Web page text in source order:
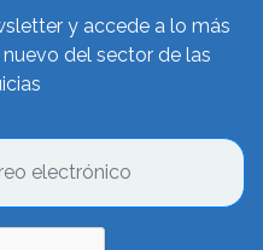
y accede a lo más
del sector de las